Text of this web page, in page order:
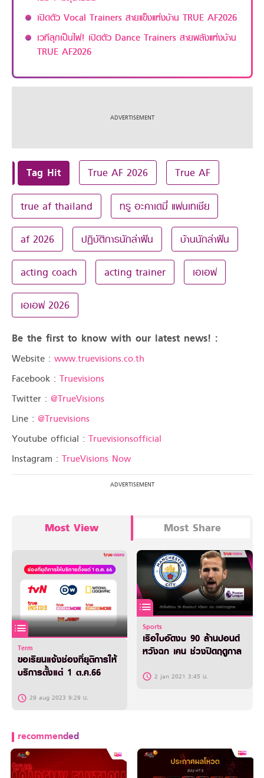
เปิดตัว Vocal Trainers สายแข็งแห่งบ้าน TRUE AF2026
เวทีลุกเป็นไฟ! เปิดตัว Dance Trainers สายพลังแห่งบ้าน
TRUE AF2026
Tag Hit True AF 2026 True AF
true af thailand ทรู อะคาเดมี่ แฟนเทเชีย
af 2026 ปฏิบัติการนักล่าฝัน บ้านนักล่าฝัน
acting coach acting trainer เอเอฟ
เอเอฟ 2026
Be the first to know with our latest news! :
Website : www.truevisions.co.th
Facebook : Truevisions
Twitter : @TrueVisions
Line : @Truevisions
Youtube official : Truevisionsofficial
Instagram : TrueVisions Now
Most View Most Share
Term
ขอเรียนแจ้งช่องที่ยุติการให้
บริการตั้งแต่ 1 ต.ค.66
29 aug 2023 9:29 น.
Sports
เรือใบอัดงบ 90 ล้านปอนด์
หวังฉก เคน ช่วงปิดฤดูกาล
2 jan 2021 3:45 น.
recommended